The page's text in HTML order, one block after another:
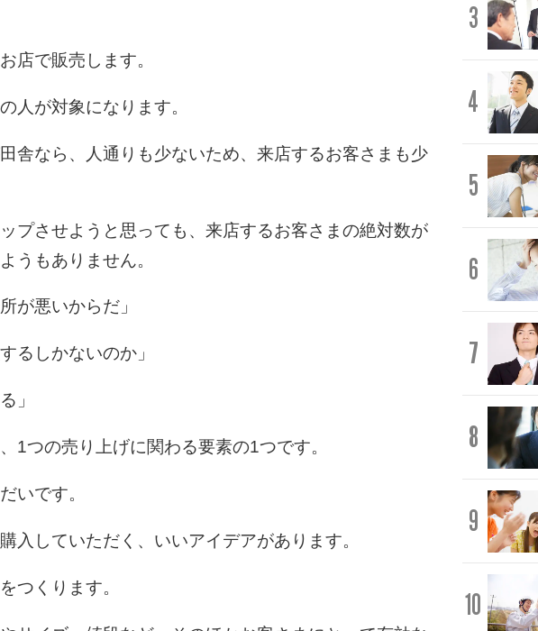
店で販売します。
人が対象になります。
舎なら、人通りも少ないため、来店するお客さまも少
プさせようと思っても、来店するお客さまの絶対数が
うもありません。
が悪いからだ」
るしかないのか」
」
1つの売り上げに関わる要素の1つです。
いです。
入していただく、いいアイデアがあります。
つくります。
3
4
5
6
7
8
9
10